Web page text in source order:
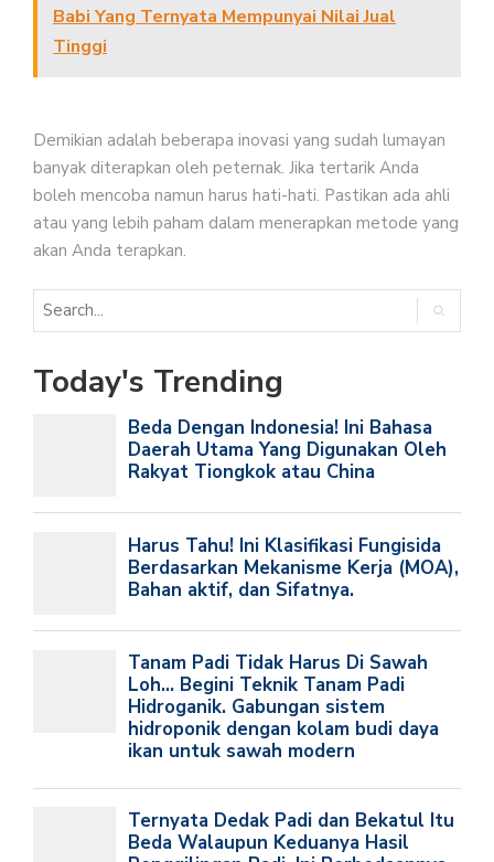
Babi Yang Ternyata Mempunyai Nilai Jual
Tinggi
Demikian adalah beberapa inovasi yang sudah lumayan
banyak diterapkan oleh peternak. Jika tertarik Anda
boleh mencoba namun harus hati-hati. Pastikan ada ahli
atau yang lebih paham dalam menerapkan metode yang
akan Anda terapkan.
Today's Trending